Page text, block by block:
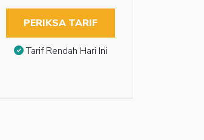
PERIKSA TARIF
Tarif Rendah Hari Ini